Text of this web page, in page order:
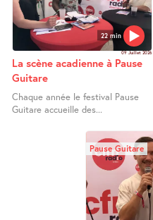
22 min
09 Juillet 2026
La scène acadienne à Pause
Guitare
Chaque année le festival Pause
Guitare accueille des...
Pause Guitare